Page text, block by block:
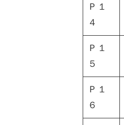
Ｐ１
４
Ｐ１
５
Ｐ１
６